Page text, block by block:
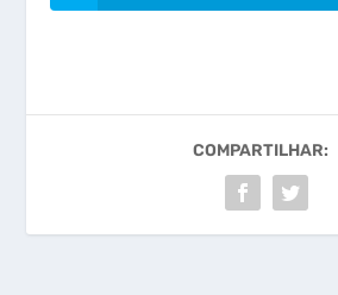
COMPARTILHAR: